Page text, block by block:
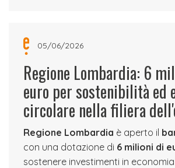
05/06/2026
Regione Lombardia: 6
euro per sostenibilità ed
circolare nella filiera
Regione Lombardia è aperto il
con una dotazione di 6 milioni di
sostenere investimenti in